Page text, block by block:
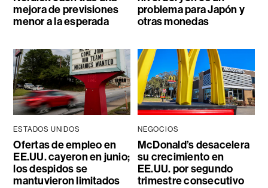
mejora de previsiones
menor a la esperada
problema para Japón y
otras monedas
ESTADOS UNIDOS
Ofertas de empleo en
EE.UU. cayeron en junio;
los despidos se
mantuvieron limitados
NEGOCIOS
McDonald’s desacelera
su crecimiento en
EE.UU. por segundo
trimestre consecutivo